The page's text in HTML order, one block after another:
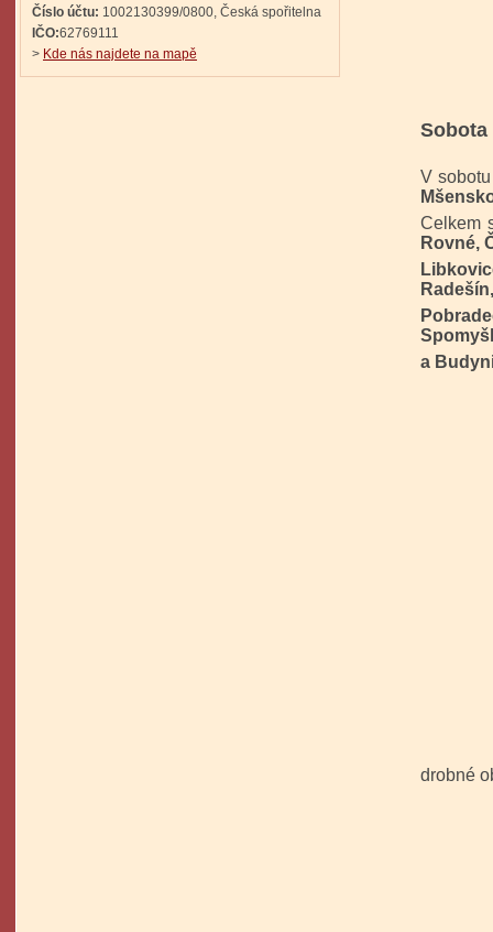
Číslo účtu: 1002130399/0800, Česká spořitelna
IČO:62769111
> Kde nás najdete na mapě
Sobota
V
Celkem
Rovné,
Radešín,
Spomyšl
a
drobné